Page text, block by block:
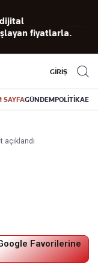
fiyatlarla.
GİRİŞ
SAYFAGÜNDEMPOLİTİKA
açıklandı
Favorilerine